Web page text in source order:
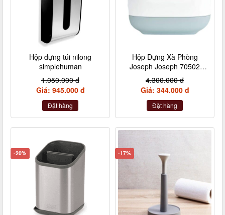
Hộp đựng túi nilong
simplehuman
1.050.000 đ
Giá: 945.000 đ
Đặt hàng
Hộp Đựng Xà Phòng
Joseph Joseph 70502
Slim
4.300.000 đ
Giá: 344.000 đ
Đặt hàng
-20% -17%